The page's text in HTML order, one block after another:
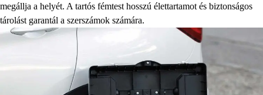
megállja a helyét. A tartós fémtest hosszú élettartamot és biztonságos
tárolást garantál a szerszámok számára.